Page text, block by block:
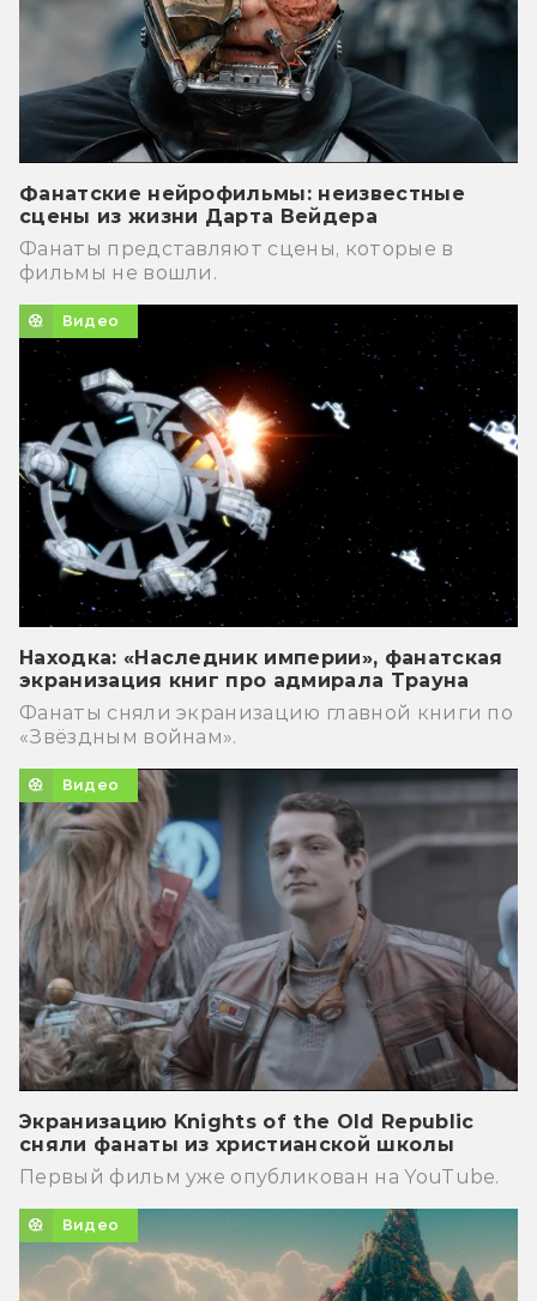
Фанатские нейрофильмы: неизвестные
сцены из жизни Дарта Вейдера
Фанаты представляют сцены, которые в
фильмы не вошли.
Видео
Находка: «Наследник империи», фанатская
экранизация книг про адмирала Трауна
Фанаты сняли экранизацию главной книги по
«Звёздным войнам».
Видео
Экранизацию Knights of the Old Republic
сняли фанаты из христианской школы
Первый фильм уже опубликован на YouTube.
Видео